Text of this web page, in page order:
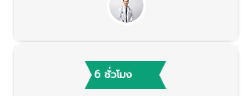
6 ชั่วโมง